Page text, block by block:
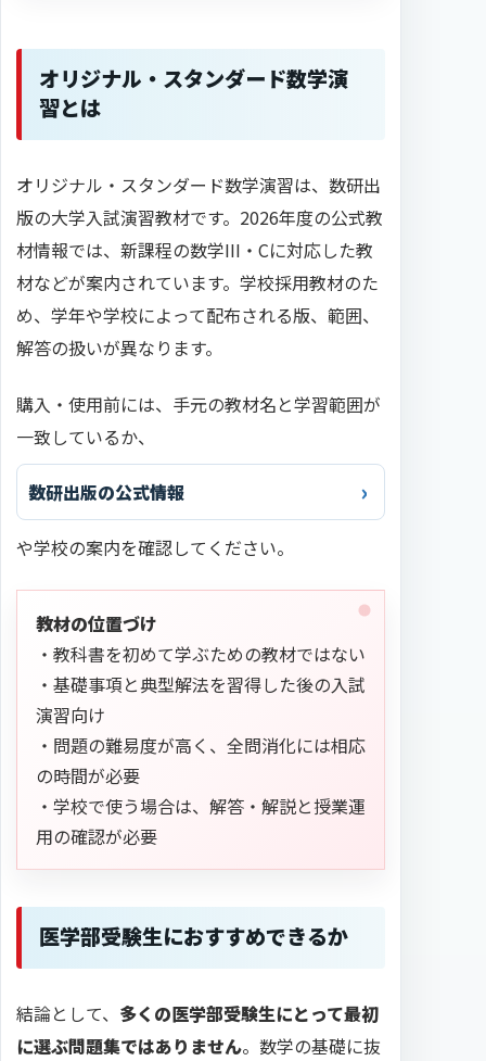
オリジナル・スタンダード数学演
習とは
オリジナル・スタンダード数学演習は、数研出
版の大学入試演習教材です。2026年度の公式教
材情報では、新課程の数学III・Cに対応した教
材などが案内されています。学校採用教材のた
め、学年や学校によって配布される版、範囲、
解答の扱いが異なります。
購入・使用前には、手元の教材名と学習範囲が
一致しているか、
数研出版の公式情報
や学校の案内を確認してください。
教材の位置づけ
・教科書を初めて学ぶための教材ではない
・基礎事項と典型解法を習得した後の入試
演習向け
・問題の難易度が高く、全問消化には相応
の時間が必要
・学校で使う場合は、解答・解説と授業運
用の確認が必要
医学部受験生におすすめできるか
結論として、 多くの医学部受験生にとって最初
に選ぶ問題集ではありません。数学の基礎に抜